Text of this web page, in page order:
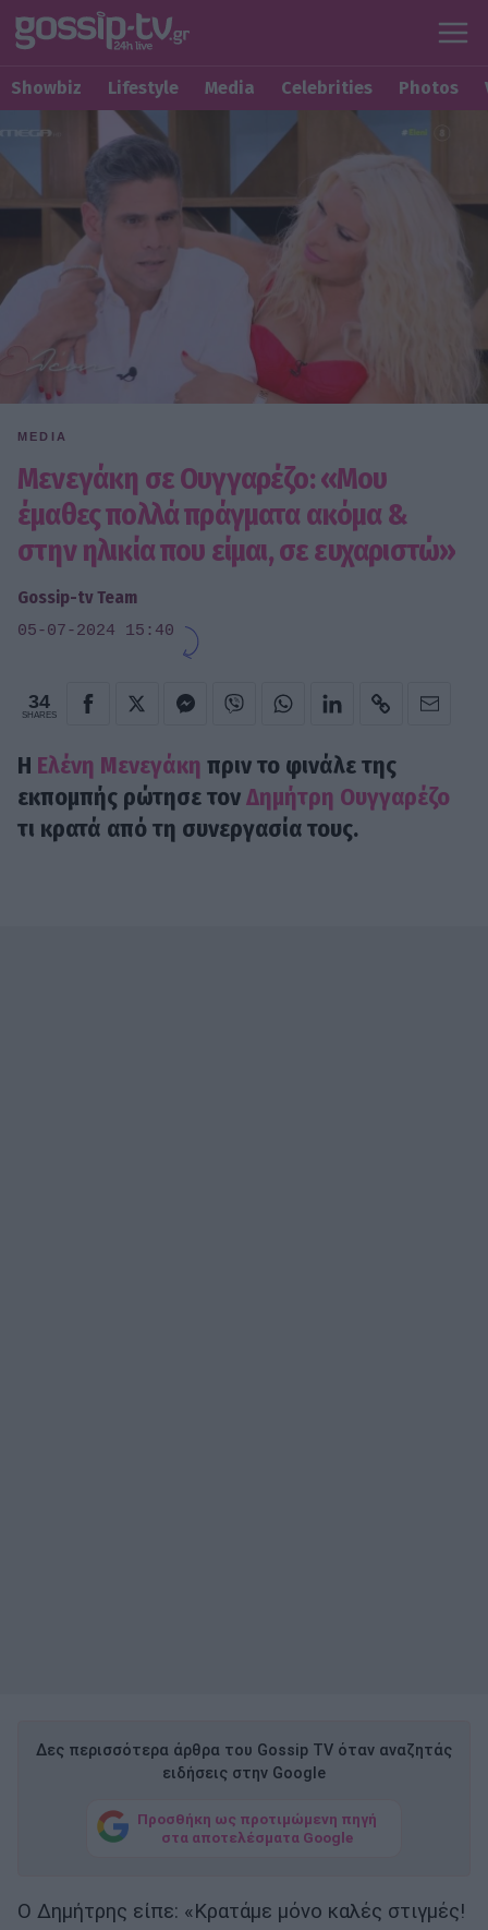
Showbiz Lifestyle Media Celebrities Photos
MEDIA
Μενεγάκη σε Ουγγαρέζο: «Μου
έμαθες πολλά πράγματα ακόμα &
στην ηλικία που είμαι, σε ευχαριστώ»
Gossip-tv Team
05-07-2024 15:40
34
SHARES
H Ελένη Μενεγάκη πριν το φινάλε της
εκπομπής ρώτησε τονΔημήτρη Ουγγαρέζο
τι κρατά από τη συνεργασία τους.
Δες περισσότερα άρθρα του Gossip TV όταν αναζητάς
ειδήσεις στην Google
Προσθήκη ως προτιμώμενη πηγή
στα αποτελέσματα Google
Ο Δημήτρης είπε: «Κρατάμε μόνο καλές στιγμές!